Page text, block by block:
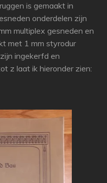
is gemaakt in
onderdelen zijn
multiplex gesneden en
met 1 mm styrodur
ingekerfd en
z laat ik hieronder zien: